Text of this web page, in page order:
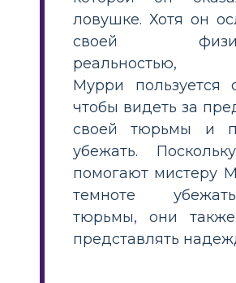
ловушке. Хотя он
своей
реальностью,
Мурри пользуется
чтобы видеть за
своей тюрьмы и
убежать.
помогают мистеру
темноте
тюрьмы, они
представлять